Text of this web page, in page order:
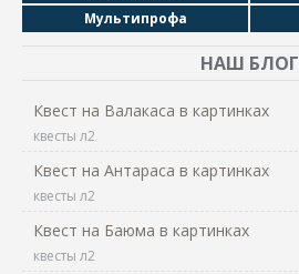
Мультипрофа
НАШ БЛОГ
Квест на Валакаса в картинках
квесты л2
Квест на Антараса в картинках
квесты л2
Квест на Баюма в картинках
квесты л2